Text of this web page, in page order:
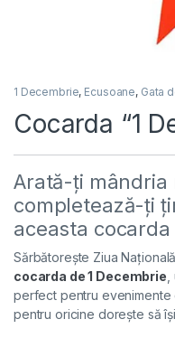
1 Decembrie, Ecusoane, Gata
Cocarda “1
Arată-ți mândria
completează-ți
aceasta cocarda
Sărbătorește Ziua
cocarda de 1 Decembrie
perfect pentru evenimente
pentru oricine dorește să